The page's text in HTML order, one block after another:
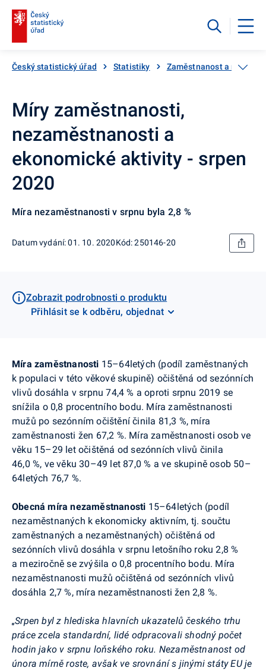
Český statistický úřad Statistiky Zaměstnanost a
Míry zaměstnanosti,
nezaměstnanosti a
ekonomické aktivity - srpen
2020
Míra nezaměstnanosti v srpnu byla 2,8 %
Datum vydání: 01. 10. 2020Kód: 250146-20
Zobrazit podrobnosti o produktu
Přihlásit se k odběru, objednat
Míra zaměstnanosti 15–64letých (podíl zaměstnaných
k populaci v této věkové skupině) očištěná od sezónních
vlivů dosáhla v srpnu 74,4 % a oproti srpnu 2019 se
snížila o 0,8 procentního bodu. Míra zaměstnanosti
mužů po sezónním očištění činila 81,3 %, míra
zaměstnanosti žen 67,2 %. Míra zaměstnanosti osob ve
věku 15–29 let očištěná od sezónních vlivů činila
46,0 %, ve věku 30–49 let 87,0 % a ve skupině osob 50–
64letých 76,7 %.
Obecná míra nezaměstnanosti 15–64letých (podíl
nezaměstnaných k ekonomicky aktivním, tj. součtu
zaměstnaných a nezaměstnaných) očištěná od
sezónních vlivů dosáhla v srpnu letošního roku 2,8 %
a meziročně se zvýšila o 0,8 procentního bodu. Míra
nezaměstnanosti mužů očištěná od sezónních vlivů
dosáhla 2,7 %, míra nezaměstnanosti žen 2,8 %.
„Srpen byl z hlediska hlavních ukazatelů českého trhu
práce zcela standardní, lidé odpracovali shodný počet
hodin jako v srpnu loňského roku. Nezaměstnanost od
února mírně roste, avšak ve srovnání s jinými státy EU je